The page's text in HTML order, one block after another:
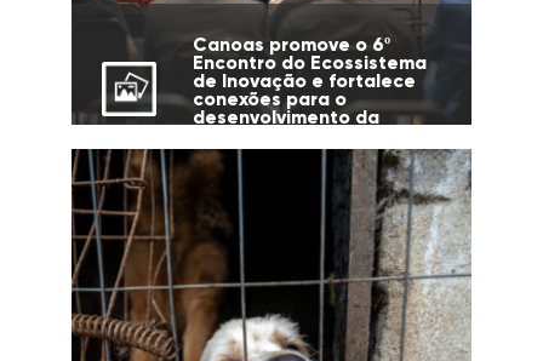
Canoas promove o 6º
Encontro do Ecossistema
de Inovação e fortalece
conexões para o
desenvolvimento da